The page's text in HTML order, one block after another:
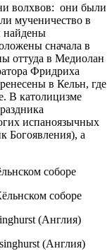
волхвов: они были
мученичество в
найдены
сначала в
оттуда в Медиолан
Фридриха
в Кельн, где
В католицизме
испаноязычных
Богоявления), а
соборе
(Англия)